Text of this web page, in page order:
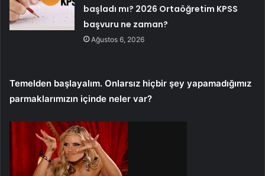
başladı mı? 2026 Ortaöğretim KPSS
başvuru ne zaman?
Ağustos 6, 2026
Temelden başlayalım. Onlarsız hiçbir şey yapamadığımız
parmaklarımızın içinde neler var?